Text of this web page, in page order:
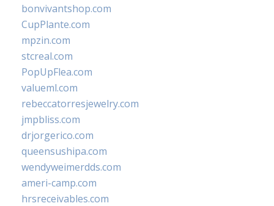
bonvivantshop.com
CupPlante.com
mpzin.com
stcreal.com
PopUpFlea.com
valueml.com
rebeccatorresjewelry.com
jmpbliss.com
drjorgerico.com
queensushipa.com
wendyweimerdds.com
ameri-camp.com
hrsreceivables.com